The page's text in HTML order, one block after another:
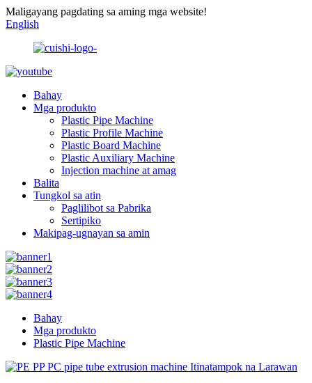
Maligayang pagdating sa aming mga website!
English
Bahay
Mga produkto
Plastic Pipe Machine
Plastic Profile Machine
Plastic Board Machine
Plastic Auxiliary Machine
Injection machine at amag
Balita
Tungkol sa atin
Paglilibot sa Pabrika
Sertipiko
Makipag-ugnayan sa amin
Bahay
Mga produkto
Plastic Pipe Machine